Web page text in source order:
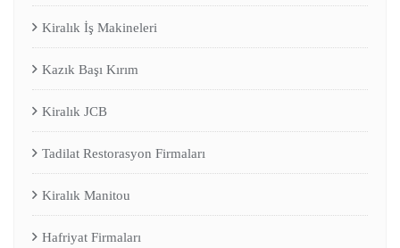
Kiralık İş Makineleri
Kazık Başı Kırım
Kiralık JCB
Tadilat Restorasyon Firmaları
Kiralık Manitou
Hafriyat Firmaları